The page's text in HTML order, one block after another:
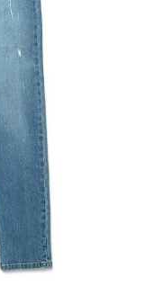
klikając przycisk